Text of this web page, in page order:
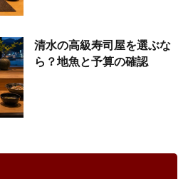
清水の高級寿司屋を選ぶな
ら？地魚と予算の確認